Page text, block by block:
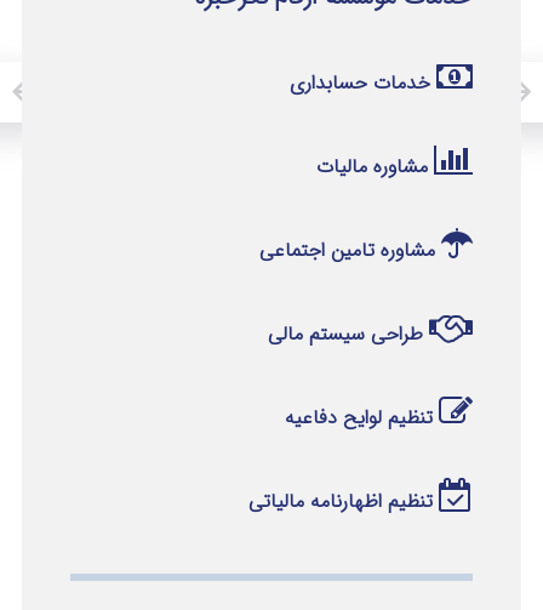
خدمات حسابداری
مشاوره مالیات
مشاوره تامین اجتماعی
طراحی سیستم مالی
تنظیم لوایح دفاعیه
تنظیم اظهارنامه مالیاتی